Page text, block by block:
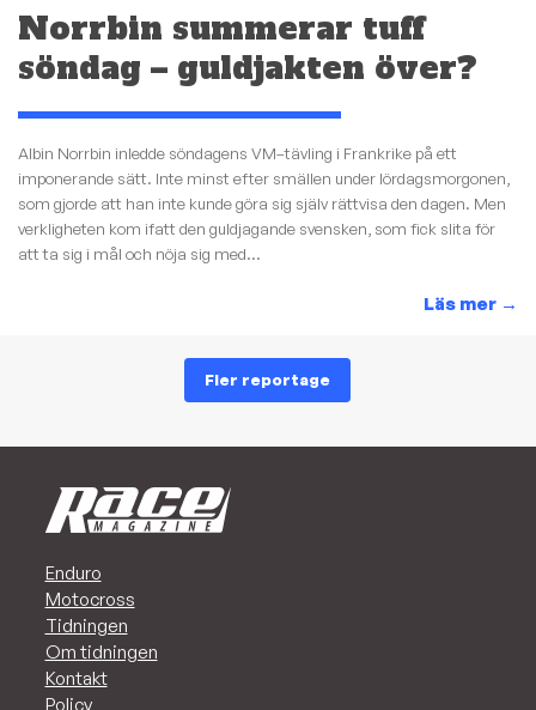
Norrbin summerar tuff
söndag – guldjakten över?
Albin Norrbin inledde söndagens VM–tävling i Frankrike på ett
imponerande sätt. Inte minst efter smällen under lördagsmorgonen,
som gjorde att han inte kunde göra sig själv rättvisa den dagen. Men
verkligheten kom ifatt den guldjagande svensken, som fick slita för
att ta sig i mål och nöja sig med...
Läs mer →
Fler reportage
Enduro
Motocross
Tidningen
Om tidningen
Kontakt
Policy